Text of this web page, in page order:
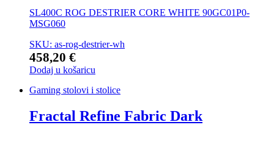
SL400C ROG DESTRIER CORE WHITE 90GC01P0-
MSG060
SKU: as-rog-destrier-wh
458,20 €
Dodaj u košaricu
Gaming stolovi i stolice
Fractal Refine Fabric Dark